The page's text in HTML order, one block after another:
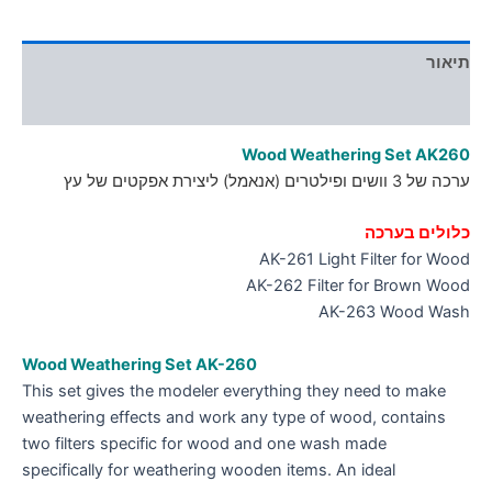
תיאור
Wood Weathering Set AK260
ערכה של 3 וושים ופילטרים (אנאמל) ליצירת אפקטים של עץ
כלולים בערכה
AK-261 Light Filter for Wood
AK-262 Filter for Brown Wood
AK-263 Wood Wash
Wood Weathering Set AK-260
This set gives the modeler everything they need to make
weathering effects and work any type of wood, contains
two filters specific for wood and one wash made
specifically for weathering wooden items. An ideal